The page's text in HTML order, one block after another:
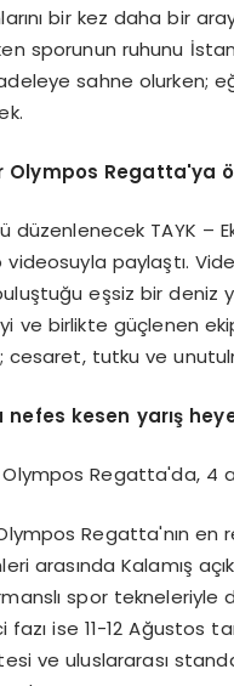
bir kez daha bir
sporunun ruhunu
sahne olurken;
Olympos Regatta'ya
düzenlenecek TAYK –
paylaştı.
eşsiz bir deniz
ve birlikte güçlenen
cesaret, tutku ve
nefes kesen yarış
Olympos Regatta'da, 4
Olympos Regatta'nın
arasında Kalamış
spor tekneleriyle
fazı ise 11-12 Ağustos
ve uluslararası